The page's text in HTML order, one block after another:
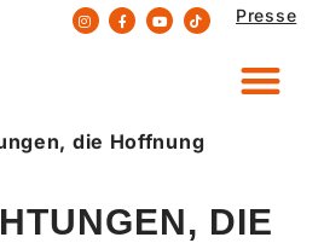
Presse
die Hoffnung
DIE